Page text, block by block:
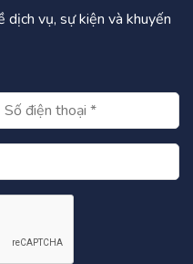
vụ, sự kiện và khuyến